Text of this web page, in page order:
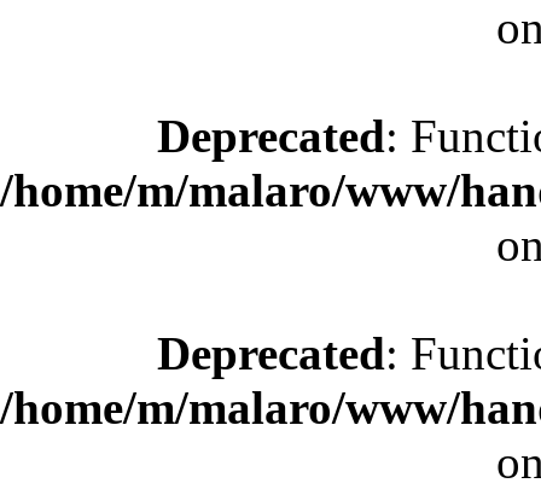
Deprecated:
/home/m/malaro/www/
Deprecated:
/home/m/malaro/www/